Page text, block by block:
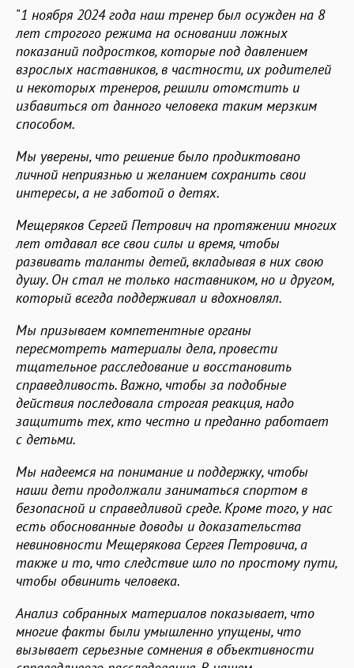
"1 ноября 2024 года наш тренер был осужден на 8
лет строгого режима на основании ложных
показаний подростков, которые под давлением
взрослых наставников, в частности, их родителей
и некоторых тренеров, решили отомстить и
избавиться от данного человека таким мерзким
способом.
Мы уверены, что решение было продиктовано
личной неприязнью и желанием сохранить свои
интересы, а не заботой о детях.
Мещеряков Сергей Петрович на протяжении многих
лет отдавал все свои силы и время, чтобы
развивать таланты детей, вкладывая в них свою
душу. Он стал не только наставником, но и другом,
который всегда поддерживал и вдохновлял.
Мы призываем компетентные органы
пересмотреть материалы дела, провести
тщательное расследование и восстановить
справедливость. Важно, чтобы за подобные
действия последовала строгая реакция, надо
защитить тех, кто честно и преданно работает
с детьми.
Мы надеемся на понимание и поддержку, чтобы
наши дети продолжали заниматься спортом в
безопасной и справедливой среде. Кроме того, у нас
есть обоснованные доводы и доказательства
невиновности Мещерякова Сергея Петровича, а
также и то, что следствие шло по простому пути,
чтобы обвинить человека.
Анализ собранных материалов показывает, что
многие факты были умышленно упущены, что
вызывает серьезные сомнения в объективности